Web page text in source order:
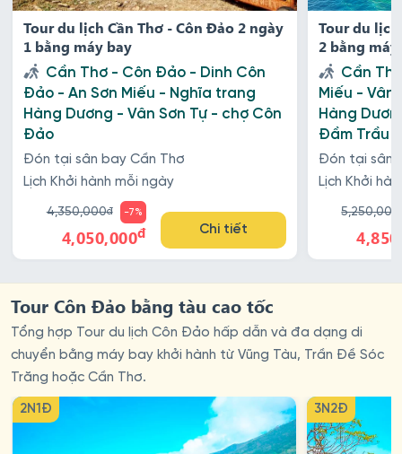
Tour du lịch Cần Thơ - Côn Đảo 2 ngày
1 bằng máy bay
Cần Thơ - Côn Đảo - Dinh Côn
Đảo - An Sơn Miếu - Nghĩa trang
Hàng Dương - Vân Sơn Tự - chợ Côn
Đảo
Đón tại sân bay Cần Thơ
Lịch Khởi hành mỗi ngày
4,350,000đ -7%
4,050,000đ Chi tiết
Tour du lịch
2 bằng máy
Cần
Miếu - Vân
Hàng
Đầm Trầu
Đón tại sân
Lịch Khởi
5,250,000
Tour Côn Đảo bằng tàu cao tốc
Tổng hợp Tour du lịch Côn Đảo hấp dẫn và đa dạng di
chuyển bằng máy bay khởi hành từ Vũng Tàu, Trần Đề Sóc
Trăng hoặc Cần Thơ.
2N1Đ 3N2Đ